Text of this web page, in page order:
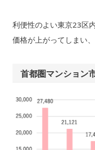
利便性のよい東京23区
価格が上がってしまい
首都圏マンション